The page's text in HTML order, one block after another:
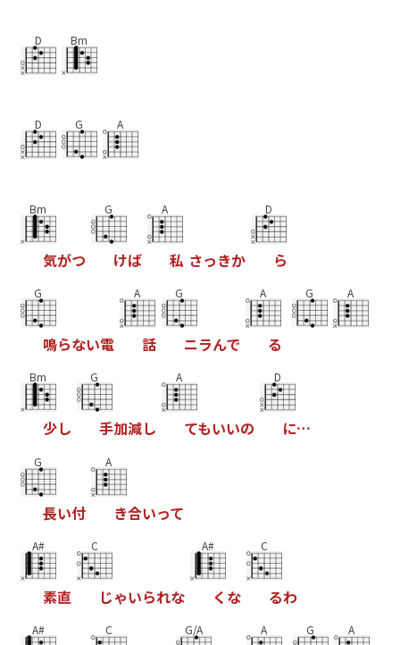
D Bm
D G A
Bm
気がつ
G
けば
A
私 さっきか
D
ら
G
鳴らない電
A
話
G
ニラんで
A
る
G A
Bm
少し
G
手加減し
A
てもいいの
D
に…
G
長い付
A
き合いって
A#
素直
C
じゃいられな
A#
く な
C
るわ
A# C G/A A G A